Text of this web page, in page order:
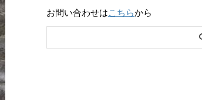
お問い合わせはこちらから